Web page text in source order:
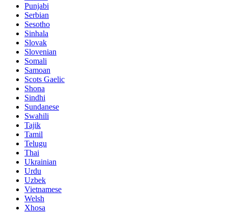
Punjabi
Serbian
Sesotho
Sinhala
Slovak
Slovenian
Somali
Samoan
Scots Gaelic
Shona
Sindhi
Sundanese
Swahili
Tajik
Tamil
Telugu
Thai
Ukrainian
Urdu
Uzbek
Vietnamese
Welsh
Xhosa